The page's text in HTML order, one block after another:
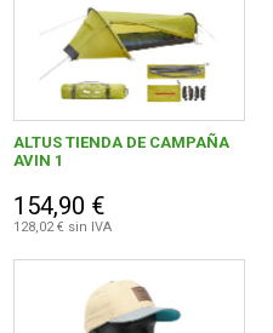
ALTUS TIENDA DE CAMPAÑA
AVIN 1
154,90 €
128,02 € sin IVA